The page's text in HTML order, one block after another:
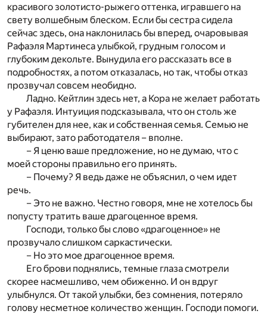
красивого золотисто-рыжего оттенка, игравшего на
свету волшебным блеском. Если бы сестра сидела
сейчас здесь, она наклонилась бы вперед, очаровывая
Рафаэля Мартинеса улыбкой, грудным голосом и
глубоким декольте. Вынудила его рассказать все в
подробностях, а потом отказалась, но так, чтобы отказ
прозвучал совсем необидно.
Ладно. Кейтлин здесь нет, а Кора не желает работать
у Рафаэля. Интуиция подсказывала, что он столь же
губителен для нее, как и собственная семья. Семью не
выбирают, зато работодателя – вполне.
– Я ценю ваше предложение, но не думаю, что с
моей стороны правильно его принять.
– Почему? Я ведь даже не объяснил, о чем идет
речь.
– Это не важно. Честно говоря, мне не хотелось бы
попусту тратить ваше драгоценное время.
Господи, только бы слово «драгоценное» не
прозвучало слишком саркастически.
– Но это мое драгоценное время.
Его брови поднялись, темные глаза смотрели
скорее насмешливо, чем обиженно. И он вдруг
улыбнулся. От такой улыбки, без сомнения, потеряло
голову несметное количество женщин. Господи помоги.